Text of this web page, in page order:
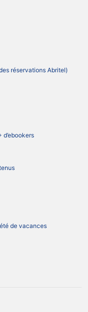
réservations Abritel)
de vacances